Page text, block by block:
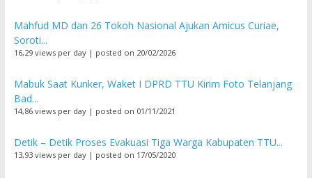
Mahfud MD dan 26 Tokoh Nasional Ajukan Amicus Curiae,
Soroti...
16,29 views per day| posted on 20/02/2026
Mabuk Saat Kunker, Waket I DPRD TTU Kirim Foto Telanjang
Bad...
14,86 views per day| posted on 01/11/2021
Detik – Detik Proses Evakuasi Tiga Warga Kabupaten TTU...
13,93 views per day| posted on 17/05/2020